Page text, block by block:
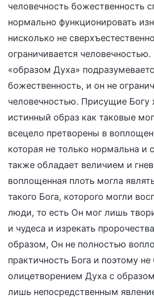
человечность божественность
нормально функционировать
нисколько не
ограничивается
«образом Духа»
божественность, и он не
человечностью. Присущие Богу
истинный образ как таковые
всецело претворены в
которая не только нормальна и
также обладает величием и
воплощенная плоть могла
такого Бога, которого могли
люди, то есть Он мог лишь
и чудеса и изрекать
образом, Он не полностью
практичность Бога и поэтому
олицетворением Духа с
лишь непосредственным